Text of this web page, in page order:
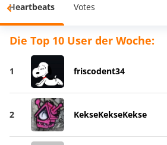
Heartbeats Votes
Die Top 10 User der Woche:
1 friscodent34
2 KekseKekseKekse